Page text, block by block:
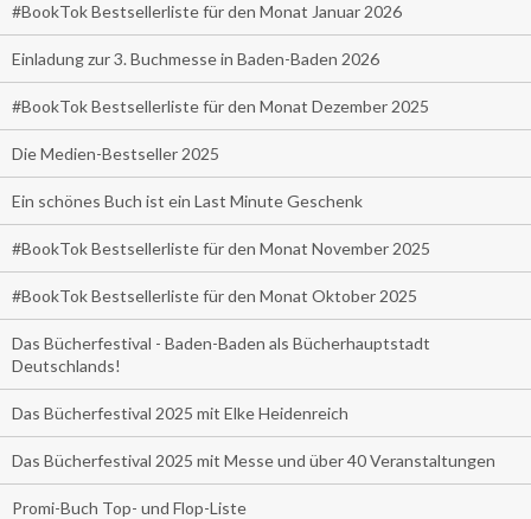
#BookTok Bestsellerliste für den Monat Januar 2026
Einladung zur 3. Buchmesse in Baden-Baden 2026
#BookTok Bestsellerliste für den Monat Dezember 2025
Die Medien-Bestseller 2025
Ein schönes Buch ist ein Last Minute Geschenk
#BookTok Bestsellerliste für den Monat November 2025
#BookTok Bestsellerliste für den Monat Oktober 2025
Das Bücherfestival - Baden-Baden als Bücherhauptstadt
Deutschlands!
Das Bücherfestival 2025 mit Elke Heidenreich
Das Bücherfestival 2025 mit Messe und über 40 Veranstaltungen
Promi-Buch Top- und Flop-Liste